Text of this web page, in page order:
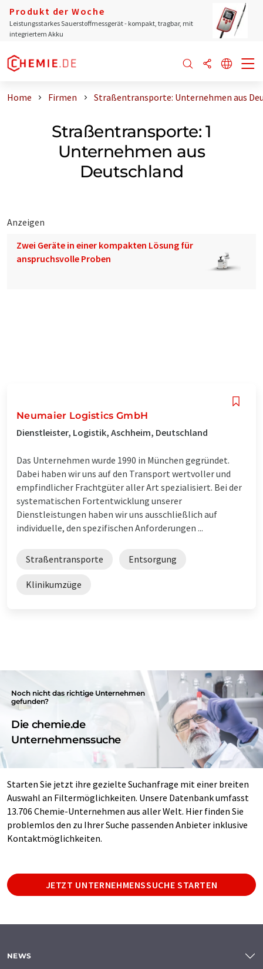
Produkt der Woche
Leistungsstarkes Sauerstoffmessgerät - kompakt, tragbar, mit
integriertem Akku
Home Firmen Straßentransporte: Unternehmen aus
Straßentransporte: 1
Unternehmen aus
Deutschland
Anzeigen
Zwei Geräte in einer kompakten Lösung für
anspruchsvolle Proben
Neumaier Logistics GmbH
Dienstleister, Logistik, Aschheim, Deutschland
Das Unternehmen wurde 1990 in München gegründet.
Dabei haben wir uns auf den Transport wertvoller und
empfindlicher Frachtgüter aller Art spezialisiert. Bei der
systematischen Fortentwicklung unserer
Dienstleistungen haben wir uns ausschließlich auf
individuelle, den spezifischen Anforderungen ...
Straßentransporte Entsorgung
Klinikumzüge
Noch nicht das richtige Unternehmen
gefunden?
Die chemie.de
Unternehmenssuche
Starten Sie jetzt ihre gezielte Suchanfrage mit einer breiten
Auswahl an Filtermöglichkeiten. Unsere Datenbank umfasst
13.706 Chemie-Unternehmen aus aller Welt. Hier finden Sie
problemlos den zu Ihrer Suche passenden Anbieter inklusive
Kontaktmöglichkeiten.
JETZT UNTERNEHMENSSUCHE STARTEN
NEWS